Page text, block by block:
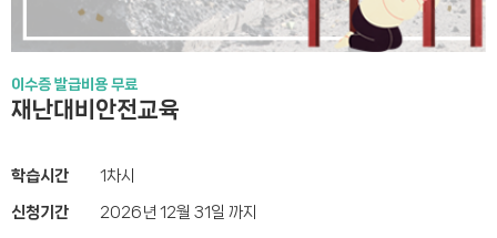
이수증 발급비용 무료
재난대비안전교육
학습시간 1차시
신청기간 2026년 12월 31일 까지